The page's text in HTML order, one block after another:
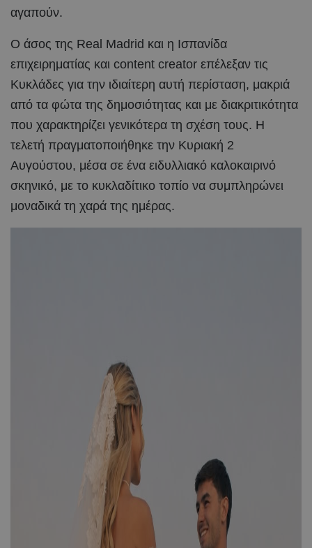
αγαπούν.
Ο άσος της Real Madrid και η Ισπανίδα
επιχειρηματίας και content creator επέλεξαν τις
Κυκλάδες για την ιδιαίτερη αυτή περίσταση, μακριά
από τα φώτα της δημοσιότητας και με διακριτικότητα
που χαρακτηρίζει γενικότερα τη σχέση τους. Η
τελετή πραγματοποιήθηκε την Κυριακή 2
Αυγούστου, μέσα σε ένα ειδυλλιακό καλοκαιρινό
σκηνικό, με το κυκλαδίτικο τοπίο να συμπληρώνει
μοναδικά τη χαρά της ημέρας.